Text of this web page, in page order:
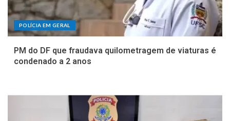
POLÍCIA EM GERAL
PM do DF que fraudava quilometragem de viaturas é
condenado a 2 anos